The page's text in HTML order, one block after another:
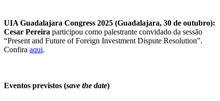
UIA Guadalajara Congress 2025 (Guadalajara, 30 de outubro):
Cesar Pereira participou como palestrante convidado da sessão
“Present and Future of Foreign Investment Dispute Resolution”.
Confira aqui.
Eventos previstos (save the date)